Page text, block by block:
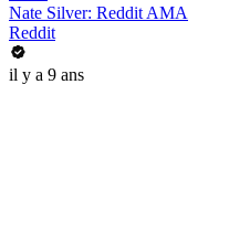
Nate Silver: Reddit AMA
Reddit
il y a 9 ans